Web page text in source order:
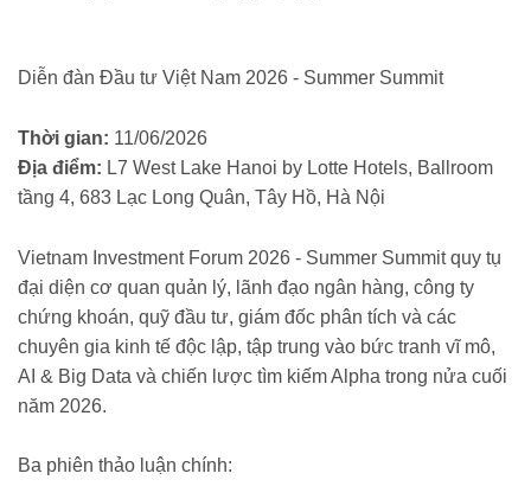
Diễn đàn Đầu tư Việt Nam 2026 - Summer Summit
Thời gian: 11/06/2026
Địa điểm: L7 West Lake Hanoi by Lotte Hotels, Ballroom
tầng 4, 683 Lạc Long Quân, Tây Hồ, Hà Nội
Vietnam Investment Forum 2026 - Summer Summit quy tụ
đại diện cơ quan quản lý, lãnh đạo ngân hàng, công ty
chứng khoán, quỹ đầu tư, giám đốc phân tích và các
chuyên gia kinh tế độc lập, tập trung vào bức tranh vĩ mô,
AI & Big Data và chiến lược tìm kiếm Alpha trong nửa cuối
năm 2026.
Ba phiên thảo luận chính: